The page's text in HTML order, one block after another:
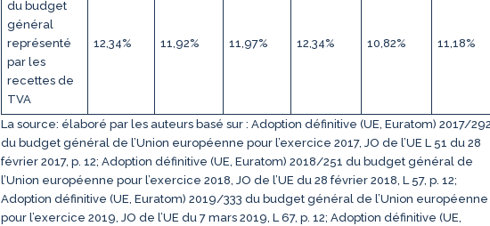
du budget
général
représenté
par les
recettes de
TVA
12,34% 11,92% 11,97% 12,34% 10,82% 11,18%
La source: élaboré par les auteurs basé sur : Adoption définitive (UE, Euratom) 2017/292
du budget général de l’Union européenne pour l’exercice 2017, JO de l’UE L 51 du 28
février 2017, p. 12; Adoption définitive (UE, Euratom) 2018/251 du budget général de
l’Union européenne pour l’exercice 2018, JO de l’UE du 28 février 2018, L 57, p. 12;
Adoption définitive (UE, Euratom) 2019/333 du budget général de l’Union européenne
pour l’exercice 2019, JO de l’UE du 7 mars 2019, L 67, p. 12; Adoption définitive (UE,